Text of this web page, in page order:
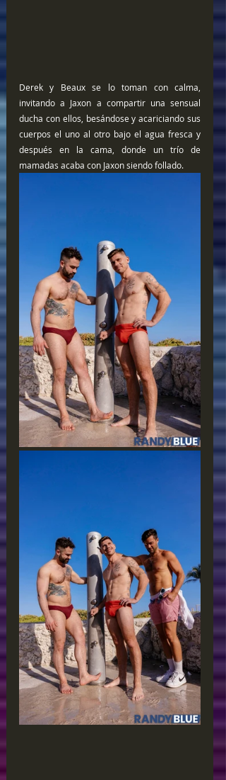
Derek y Beaux se lo toman con calma,
invitando a Jaxon a compartir una sensual
ducha con ellos, besándose y acariciando sus
cuerpos el uno al otro bajo el agua fresca y
después en la cama, donde un trío de
mamadas acaba con Jaxon siendo follado.